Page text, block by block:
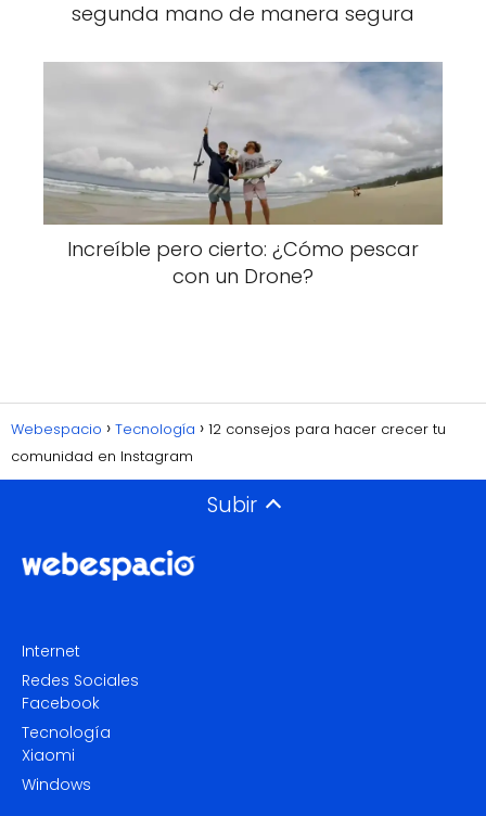
segunda mano de manera segura
Increíble pero cierto: ¿Cómo pescar
con un Drone?
Webespacio Tecnología
12 consejos para hacer crecer tu
comunidad en Instagram
Subir
Internet
Redes Sociales
Facebook
Tecnología
Xiaomi
Windows